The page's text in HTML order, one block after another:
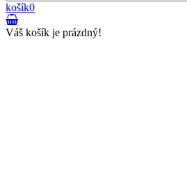
košík0
Váš košík je prázdný!